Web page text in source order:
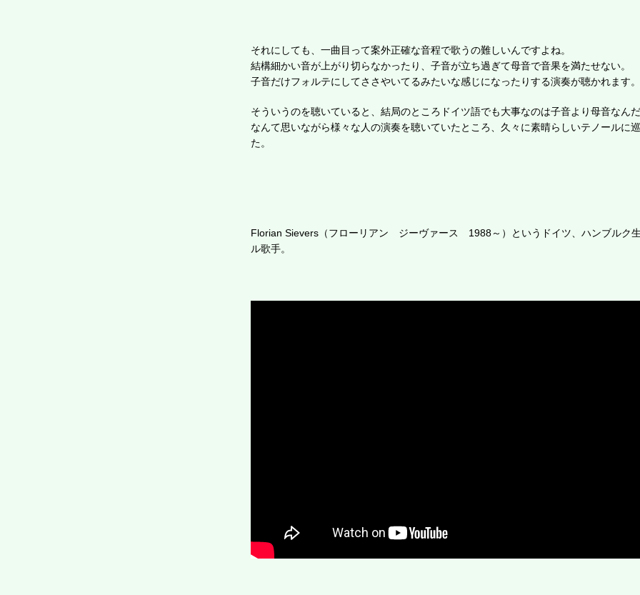
それにしても、一曲目って案外正確な音程で歌うの難しいんですよね。
結構細かい音が上がり切らなかったり、子音が立ち過ぎて母音で音果を満たせない。
子音だけフォルテにしてささやいてるみたいな感じになったりする演奏が聴かれます。
そういうのを聴いていると、結局のところドイツ語でも大事なのは子音より母音なん
なんて思いながら様々な人の演奏を聴いていたところ、久々に素晴らしいテノールに
た。
Florian Sievers（フローリアン ジーヴァース 1988～）というドイツ、ハンブルク
ル歌手。